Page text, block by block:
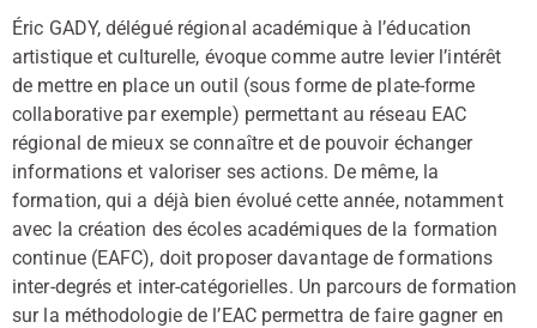
Éric GADY, délégué régional académique à l’éducation
artistique et culturelle, évoque comme autre levier l’intérêt
de mettre en place un outil (sous forme de plate-forme
collaborative par exemple) permettant au réseau EAC
régional de mieux se connaître et de pouvoir échanger
informations et valoriser ses actions. De même, la
formation, qui a déjà bien évolué cette année, notamment
avec la création des écoles académiques de la formation
continue (EAFC), doit proposer davantage de formations
inter-degrés et inter-catégorielles. Un parcours de formation
sur la méthodologie de l’EAC permettra de faire gagner en